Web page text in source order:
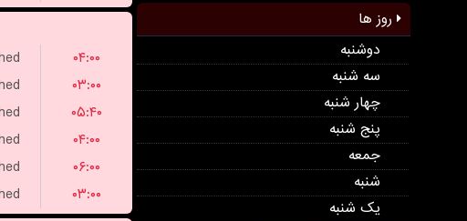
روز ها
دوشنبه
سه شنبه
چهار شنبه
پنج شنبه
جمعه
شنبه
یک شنبه
۰۴:۰۰
۰۳:۰۰
۰۵:۴۰
۰۴:۰۰
۰۶:۰۰
۰۳:۰۰